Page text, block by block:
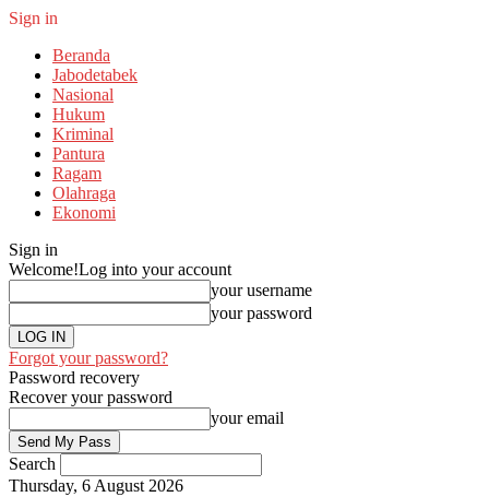
Sign in
Beranda
Jabodetabek
Nasional
Hukum
Kriminal
Pantura
Ragam
Olahraga
Ekonomi
Sign in
Welcome!Log into your account
your username
your password
Forgot your password?
Password recovery
Recover your password
your email
Search
Thursday, 6 August 2026